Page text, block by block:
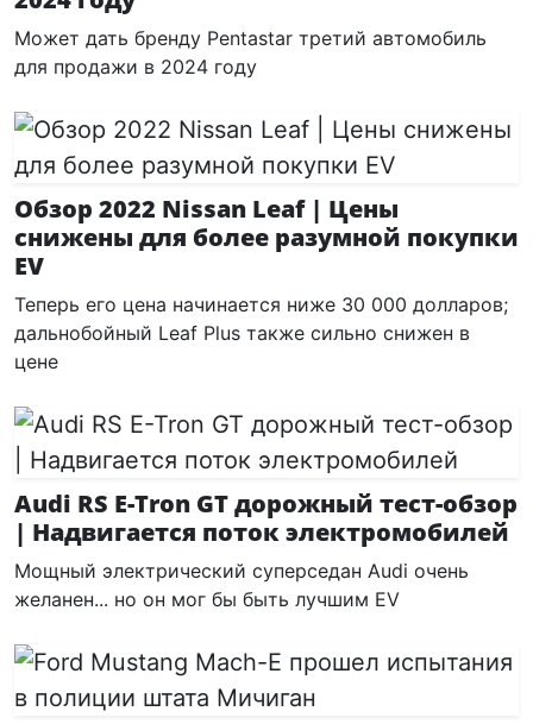
Может дать бренду Pentastar третий автомобиль
для продажи в 2024 году
Обзор 2022 Nissan Leaf | Цены
снижены для более разумной покупки
EV
Теперь его цена начинается ниже 30 000 долларов;
дальнобойный Leaf Plus также сильно снижен в
цене
Audi RS E-Tron GT дорожный тест-обзор
| Надвигается поток электромобилей
Мощный электрический суперседан Audi очень
желанен... но он мог бы быть лучшим EV